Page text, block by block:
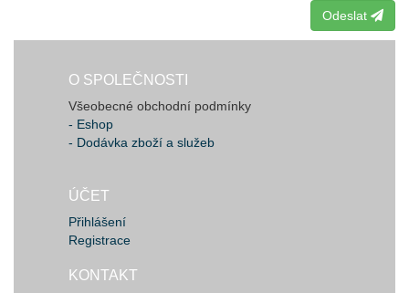
Odeslat
O SPOLEČNOSTI
Všeobecné obchodní podmínky
- Eshop
- Dodávka zboží a služeb
ÚČET
Přihlášení
Registrace
KONTAKT